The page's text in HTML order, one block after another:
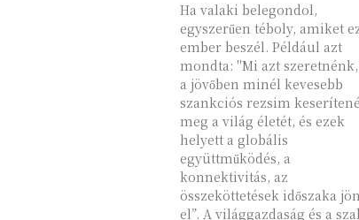
Ha valaki belegondol,
egyszerűen téboly, amiket
ember beszél. Például azt
mondta: "Mi azt
a jövőben minél kevesebb
szankciós rezsim keserítené
meg a világ életét, és ezek
helyett a globális
együttműködés, a
konnektivitás, az
összeköttetések időszaka
el”. A világgazdaság és a